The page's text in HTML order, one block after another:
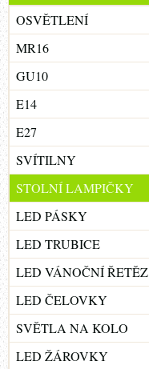
OSVĚTLENÍ
MR16
GU10
E14
E27
SVÍTILNY
STOLNÍ LAMPIČKY
LED PÁSKY
LED TRUBICE
LED VÁNOČNÍ ŘETĚZ
LED ČELOVKY
SVĚTLA NA KOLO
LED ŽÁROVKY